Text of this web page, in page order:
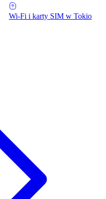
Wi-Fi i karty SIM w Tokio